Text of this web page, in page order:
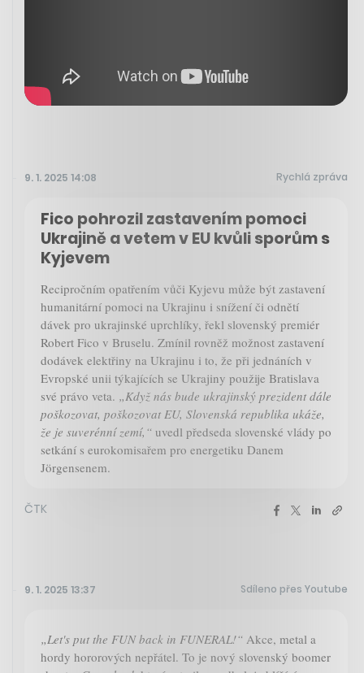
9. 1. 2025 14:08 Rychlá zpráva
Fico pohrozil zastavením pomoci
Ukrajině a vetem v EU kvůli sporům s
Kyjevem
Recipročním opatřením vůči Kyjevu může být zastavení
humanitární pomoci na Ukrajinu i snížení či odnětí
dávek pro ukrajinské uprchlíky, řekl slovenský premiér
Robert Fico v Bruselu. Zmínil rovněž možnost zastavení
dodávek elektřiny na Ukrajinu i to, že při jednáních v
Evropské unii týkajících se Ukrajiny použije Bratislava
své právo veta. „Když nás bude ukrajinský prezident dále
poškozovat, poškozovat EU, Slovenská republika ukáže,
že je suverénní zemí,“ uvedl předseda slovenské vlády po
setkání s eurokomisařem pro energetiku Danem
Jörgensenem.
ČTK
9. 1. 2025 13:37 Sdíleno přes Youtube
„Let's put the FUN back in FUNERAL!“ Akce, metal a
hordy hororových nepřátel. To je nový slovenský boomer